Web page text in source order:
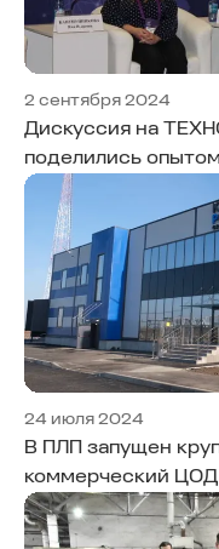
2 сентября 2024
Дискуссия на
поделились опытом
24 июля 2024
В ПЛП запущен
коммерческий ЦОД